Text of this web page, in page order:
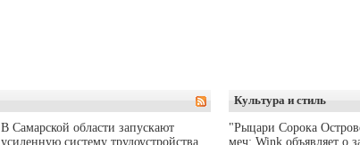
В Самарской области запускают
усиленную систему трудоустройства
Культура и стиль
"Рыцари Сорока
меч: Wink объявляет о